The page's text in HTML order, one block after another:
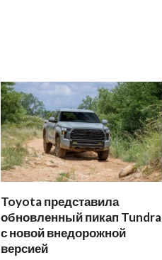
Toyota представила
обновленный пикап Tundra
с новой внедорожной
версией